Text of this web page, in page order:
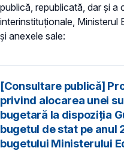
publică, republicată, dar și a
interinstituționale, Ministerul
și anexele sale:
[Consultare publică]
privind alocarea unei
bugetară la dispoziţia
bugetul de stat pe anul
bugetului Ministerului